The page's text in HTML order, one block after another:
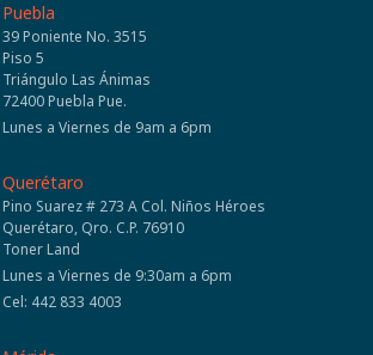
Puebla
39 Poniente No. 3515
Piso 5
Triángulo Las Ánimas
72400 Puebla Pue.
Lunes a Viernes de 9am a 6pm
Querétaro
Pino Suarez # 273 A Col. Niños Héroes
Querétaro, Qro. C.P. 76910
Toner Land
Lunes a Viernes de 9:30am a 6pm
Cel: 442 833 4003